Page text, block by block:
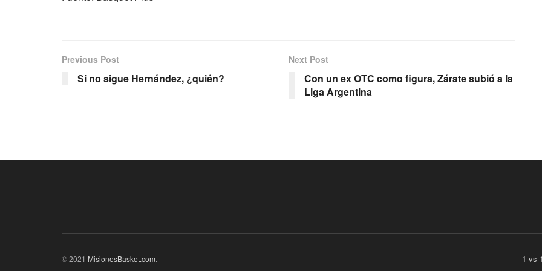
Previous Post
Si no sigue Hernández, ¿quién?
Next Post
Con un ex OTC como figura, Zárate subió a la
Liga Argentina
1 vs
© 2021 MisionesBasket.com.